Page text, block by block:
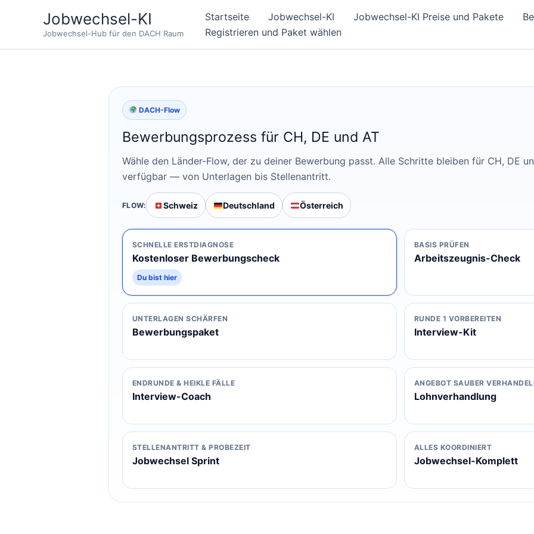
Jobwechsel-KI
Jobwechsel-Hub für den DACH Raum
Startseite Jobwechsel-KI Jobwechsel-KI Preise und Pakete
Registrieren und Paket wählen
DACH-Flow
Bewerbungsprozess für CH, DE und AT
Wähle den Länder-Flow, der zu deiner Bewerbung passt. Alle Schritte bleiben für CH, DE
verfügbar — von Unterlagen bis Stellenantritt.
FLOW: Schweiz Deutschland Österreich
SCHNELLE ERSTDIAGNOSE
Kostenloser Bewerbungscheck
Du bist hier
BASIS PRÜFEN
Arbeitszeugnis-Check
UNTERLAGEN SCHÄRFEN
Bewerbungspaket
RUNDE 1 VORBEREITEN
Interview-Kit
ENDRUNDE & HEIKLE FÄLLE
Interview-Coach
ANGEBOT SAUBER
Lohnverhandlung
STELLENANTRITT & PROBEZEIT
Jobwechsel Sprint
ALLES KOORDINIERT
Jobwechsel-Komplett